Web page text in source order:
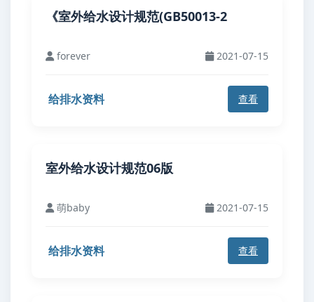
《室外给水设计规范(GB50013-2
forever 2021-07-15
给排水资料 查看
室外给水设计规范06版
萌baby 2021-07-15
给排水资料 查看